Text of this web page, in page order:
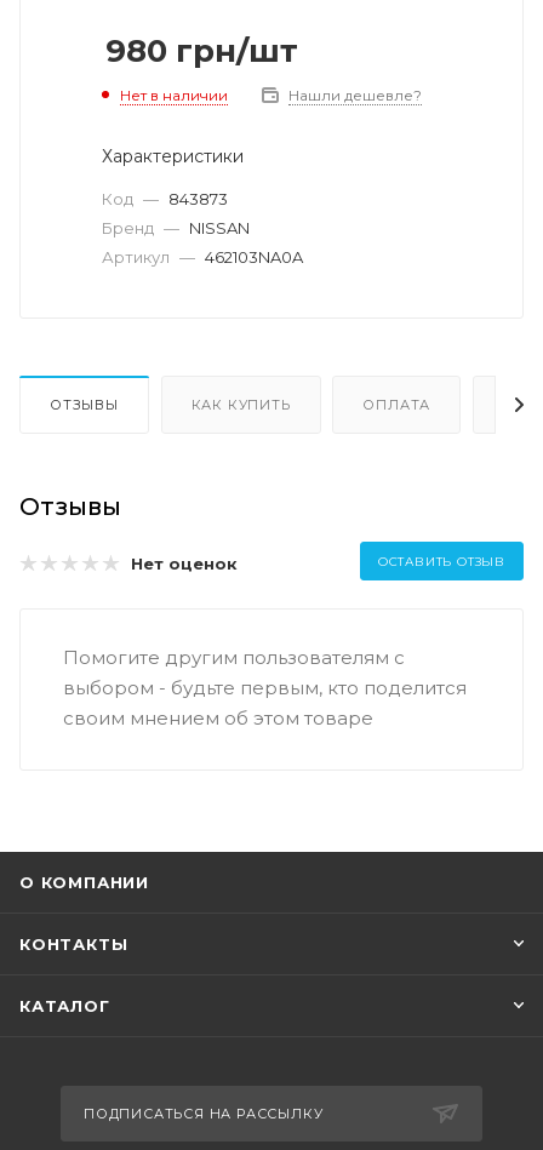
980 грн/шт
Нет в наличии Нашли дешевле?
Характеристики
Код — 843873
Бренд — NISSAN
Артикул — 462103NA0A
ОТЗЫВЫ КАК КУПИТЬ ОПЛАТА
Отзывы
Нет оценок ОСТАВИТЬ ОТЗЫВ
Помогите другим пользователям с
выбором - будьте первым, кто поделится
своим мнением об этом товаре
О КОМПАНИИ
КОНТАКТЫ
КАТАЛОГ
ПОДПИСАТЬСЯ НА РАССЫЛКУ